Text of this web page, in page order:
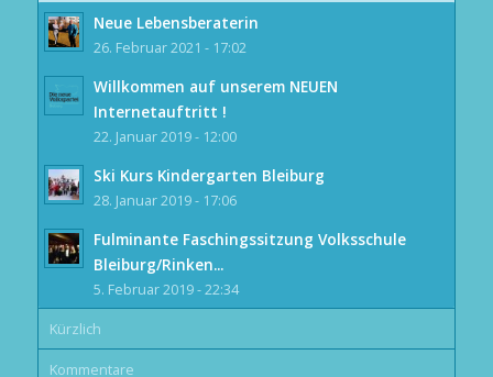
Neue Lebensberaterin
26. Februar 2021 - 17:02
Willkommen auf unserem NEUEN
Internetauftritt !
22. Januar 2019 - 12:00
Ski Kurs Kindergarten Bleiburg
28. Januar 2019 - 17:06
Fulminante Faschingssitzung Volksschule
Bleiburg/Rinken...
5. Februar 2019 - 22:34
Kürzlich
Kommentare